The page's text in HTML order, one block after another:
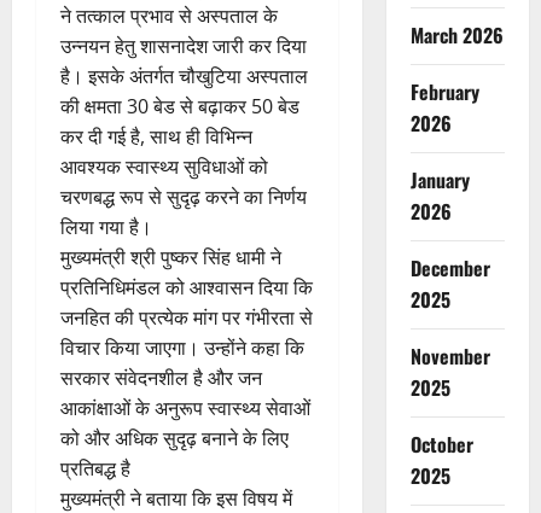
ने तत्काल प्रभाव से अस्पताल के
उन्नयन हेतु शासनादेश जारी कर दिया
है। इसके अंतर्गत चौखुटिया अस्पताल
की क्षमता 30 बेड से बढ़ाकर 50 बेड
कर दी गई है, साथ ही विभिन्न
आवश्यक स्वास्थ्य सुविधाओं को
चरणबद्ध रूप से सुदृढ़ करने का निर्णय
लिया गया है।
मुख्यमंत्री श्री पुष्कर सिंह धामी ने
प्रतिनिधिमंडल को आश्वासन दिया कि
जनहित की प्रत्येक मांग पर गंभीरता से
विचार किया जाएगा। उन्होंने कहा कि
सरकार संवेदनशील है और जन
आकांक्षाओं के अनुरूप स्वास्थ्य सेवाओं
को और अधिक सुदृढ़ बनाने के लिए
प्रतिबद्ध है
मुख्यमंत्री ने बताया कि इस विषय में
March 2026
February
2026
January
2026
December
2025
November
2025
October
2025